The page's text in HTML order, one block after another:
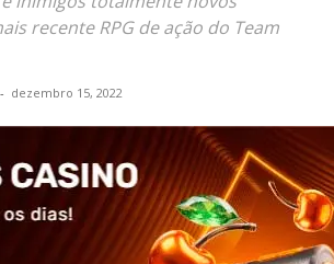
recente RPG de ação do Team
- dezembro 15, 2022